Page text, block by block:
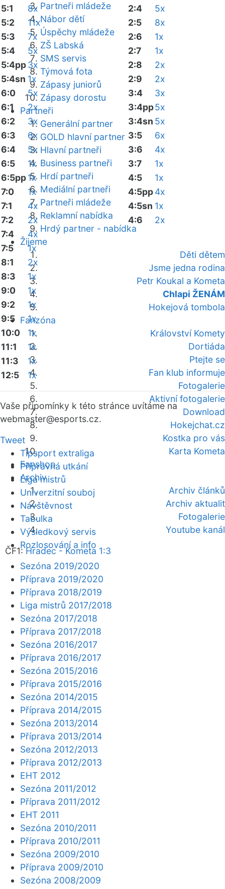
Partneři mládeže
Nábor dětí
Úspěchy mládeže
ZŠ Labská
SMS servis
Týmová fota
Zápasy juniorů
Zápasy dorostu
Partneři
Generální partner
GOLD hlavní partner
Hlavní partneři
Business partneři
Hrdí partneři
Mediální partneři
Partneři mládeže
Reklamní nabídka
Hrdý partner - nabídka
Žijeme
Děti dětem
Jsme jedna rodina
Petr Koukal a Kometa
Chlapi ŽENÁM
Hokejová tombola
Fanzóna
Království Komety
Dortiáda
Ptejte se
Fan klub informuje
Fotogalerie
Aktivní fotogalerie
Download
Hokejchat.cz
Kostka pro vás
Karta Kometa
Fanshop
Archiv
Archiv článků
Archiv aktualit
Fotogalerie
Youtube kanál
ČF1:Hradec - Kometa 1:3
5:1
8x
5:2
11x
5:3
7x
5:4
5x
5:4pp3x
5:4sn 1x
6:0
5x
6:1
2x
6:2
3x
6:3
6x
6:4
5x
6:5
1x
6:5pp1x
7:0
1x
7:1
4x
7:2
2x
7:4
4x
7:5
1x
8:1
2x
8:3
1x
9:0
1x
9:2
1x
9:5
1x
10:0
1x
11:1
1x
11:3
1x
12:5
1x
2:4
5x
2:5
8x
2:6
1x
2:7
1x
2:8
2x
2:9
2x
3:4
3x
3:4pp5x
3:4sn 5x
3:5
6x
3:6
4x
3:7
1x
4:5
1x
4:5pp4x
4:5sn 1x
4:6
2x
Vaše připomínky k této stránce uvítáme na
webmaster@esports.cz.
Tweet
Tipsport extraliga
Přípravná utkání
Liga mistrů
Univerzitní souboj
Návštěvnost
Tabulka
Výsledkový servis
Rozlosování a info
Sezóna 2019/2020
Příprava 2019/2020
Příprava 2018/2019
Liga mistrů 2017/2018
Sezóna 2017/2018
Příprava 2017/2018
Sezóna 2016/2017
Příprava 2016/2017
Sezóna 2015/2016
Příprava 2015/2016
Sezóna 2014/2015
Příprava 2014/2015
Sezóna 2013/2014
Příprava 2013/2014
Sezóna 2012/2013
Příprava 2012/2013
EHT 2012
Sezóna 2011/2012
Příprava 2011/2012
EHT 2011
Sezóna 2010/2011
Příprava 2010/2011
Sezóna 2009/2010
Příprava 2009/2010
Sezóna 2008/2009